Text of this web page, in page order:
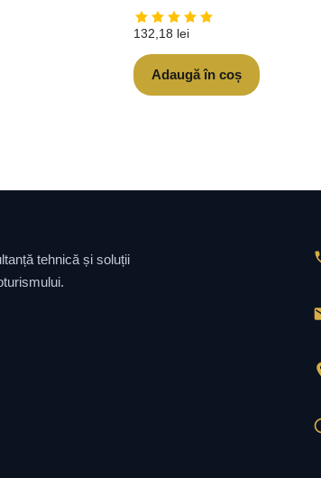
132,18 lei
Adaugă în coș
tehnică și soluții